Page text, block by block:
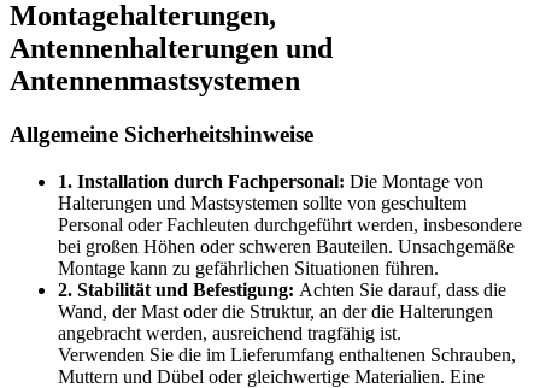
Montagehalterungen,
Antennenhalterungen und
Antennenmastsystemen
Allgemeine Sicherheitshinweise
1. Installation durch Fachpersonal: Die Montage von
Halterungen und Mastsystemen sollte von geschultem
Personal oder Fachleuten durchgeführt werden, insbesondere
bei großen Höhen oder schweren Bauteilen. Unsachgemäße
Montage kann zu gefährlichen Situationen führen.
2. Stabilität und Befestigung: Achten Sie darauf, dass die
Wand, der Mast oder die Struktur, an der die Halterungen
angebracht werden, ausreichend tragfähig ist.
Verwenden Sie die im Lieferumfang enthaltenen Schrauben,
Muttern und Dübel oder gleichwertige Materialien. Eine